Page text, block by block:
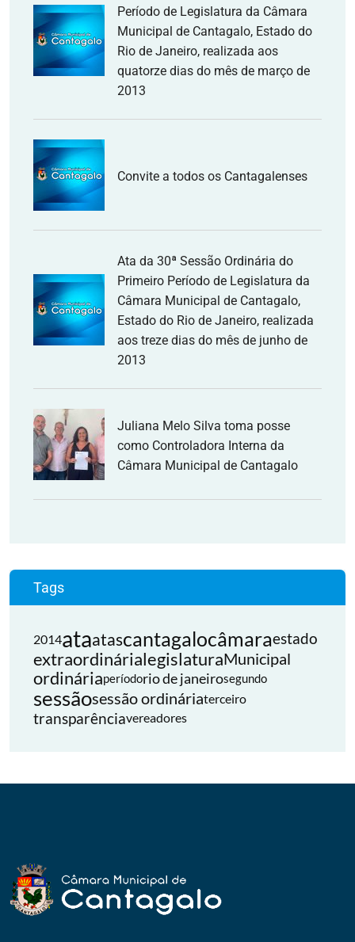
Período de Legislatura da Câmara
Municipal de Cantagalo, Estado do
Rio de Janeiro, realizada aos
quatorze dias do mês de março de
2013
Convite a todos os Cantagalenses
Ata da 30ª Sessão Ordinária do
Primeiro Período de Legislatura da
Câmara Municipal de Cantagalo,
Estado do Rio de Janeiro, realizada
aos treze dias do mês de junho de
2013
Juliana Melo Silva toma posse
como Controladora Interna da
Câmara Municipal de Cantagalo
Tags
2014ataatascantagalocâmaraestado
extraordinárialegislaturaMunicipal
ordináriaperíodorio de janeirosegundo
sessãosessão ordináriaterceiro
transparênciavereadores